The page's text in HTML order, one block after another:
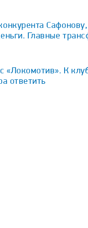
Сафонову,
Главные
«Локомотив». К
ответить